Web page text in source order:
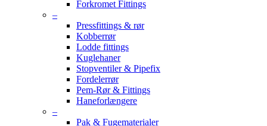
Forkromet Fittings
–
Pressfittings & rør
Kobberrør
Lodde fittings
Kuglehaner
Stopventiler & Pipefix
Fordelerrør
Pem-Rør & Fittings
Haneforlængere
–
Pak & Fugematerialer